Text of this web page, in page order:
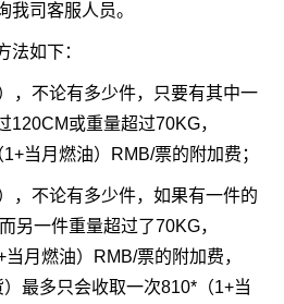
我司客服人员。
法如下：
，不论有多少件，只要有其中一
120CM或重量超过70KG，
当月燃油）RMB/票的附加费；
，不论有多少件，如果有一件的
另一件重量超过了70KG，
月燃油）RMB/票的附加费，
最多只会收取一次810*（1+当